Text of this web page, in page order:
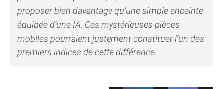
proposer bien davantage qu’une simple enceinte
équipée d’une IA. Ces mystérieuses pièces
mobiles pourraient justement constituer l’un des
premiers indices de cette différence.